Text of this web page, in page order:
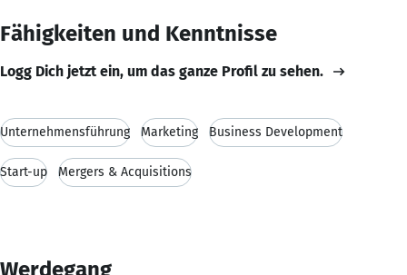
Fähigkeiten und Kenntnisse
Logg Dich jetzt ein, um das ganze Profil zu sehen.
Unternehmensführung Marketing Business Development
Start-up Mergers & Acquisitions
Werdegang